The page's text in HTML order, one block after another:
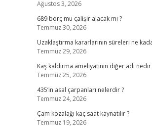
Ağustos 3, 2026
689 borç mu çalişir alacak mı ?
Temmuz 30, 2026
Uzaklaştırma kararlarının süreleri ne
Temmuz 29, 2026
Kaş kaldırma ameliyatının diğer adı nedir
Temmuz 25, 2026
435’in asal çarpanları nelerdir ?
Temmuz 24, 2026
Çam kozalağı kaç saat kaynatılır ?
Temmuz 19, 2026